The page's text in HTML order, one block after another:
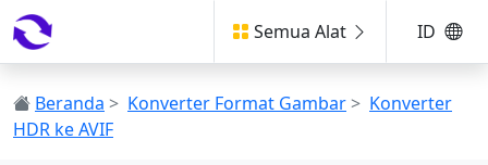
Semua Alat ID
Beranda > Konverter Format Gambar> Konverter
HDR ke AVIF